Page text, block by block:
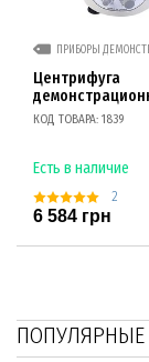
ПРИБОРЫ
Центрифуга
КОД ТОВАРА: 1839
Есть в наличие
2
6 584 грн